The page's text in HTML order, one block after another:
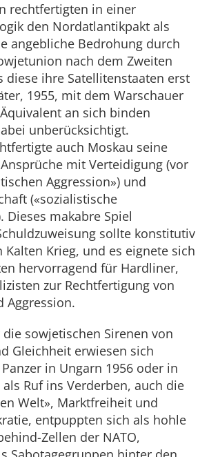
rechtfertigten in einer
den Nordatlantikpakt als
angebliche Bedrohung durch
nach dem Zweiten
diese ihre Satellitenstaaten erst
1955, mit dem Warschauer
an sich binden
unberücksichtigt.
auch Moskau seine
mit Verteidigung (vor
Aggression») und
(«sozialistische
Dieses makabre Spiel
sollte konstitutiv
Krieg, und es eignete sich
hervorragend für Hardliner,
zur Rechtfertigung von
Aggression.
sowjetischen Sirenen von
Gleichheit erwiesen sich
in Ungarn 1956 oder in
als Ruf ins Verderben, auch die
Welt», Marktfreiheit und
entpuppten sich als hohle
Zellen der NATO,